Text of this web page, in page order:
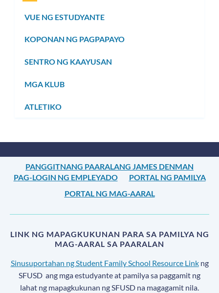
VUE NG ESTUDYANTE
KOPONAN NG PAGPAPAYO
SENTRO NG KAAYUSAN
MGA KLUB
ATLETIKO
PANGGITNANG PAARALANG JAMES DENMAN
PAG-LOGIN NG EMPLEYADO
PORTAL NG PAMILYA
PORTAL NG MAG-AARAL
LINK NG MAPAGKUKUNAN PARA SA PAMILYA NG
MAG-AARAL SA PAARALAN
Sinusuportahan ng Student Family School Resource Linkng
SFUSD ang mga estudyante at pamilya sa paggamit ng
lahat ng mapagkukunan ng SFUSD na magagamit nila.